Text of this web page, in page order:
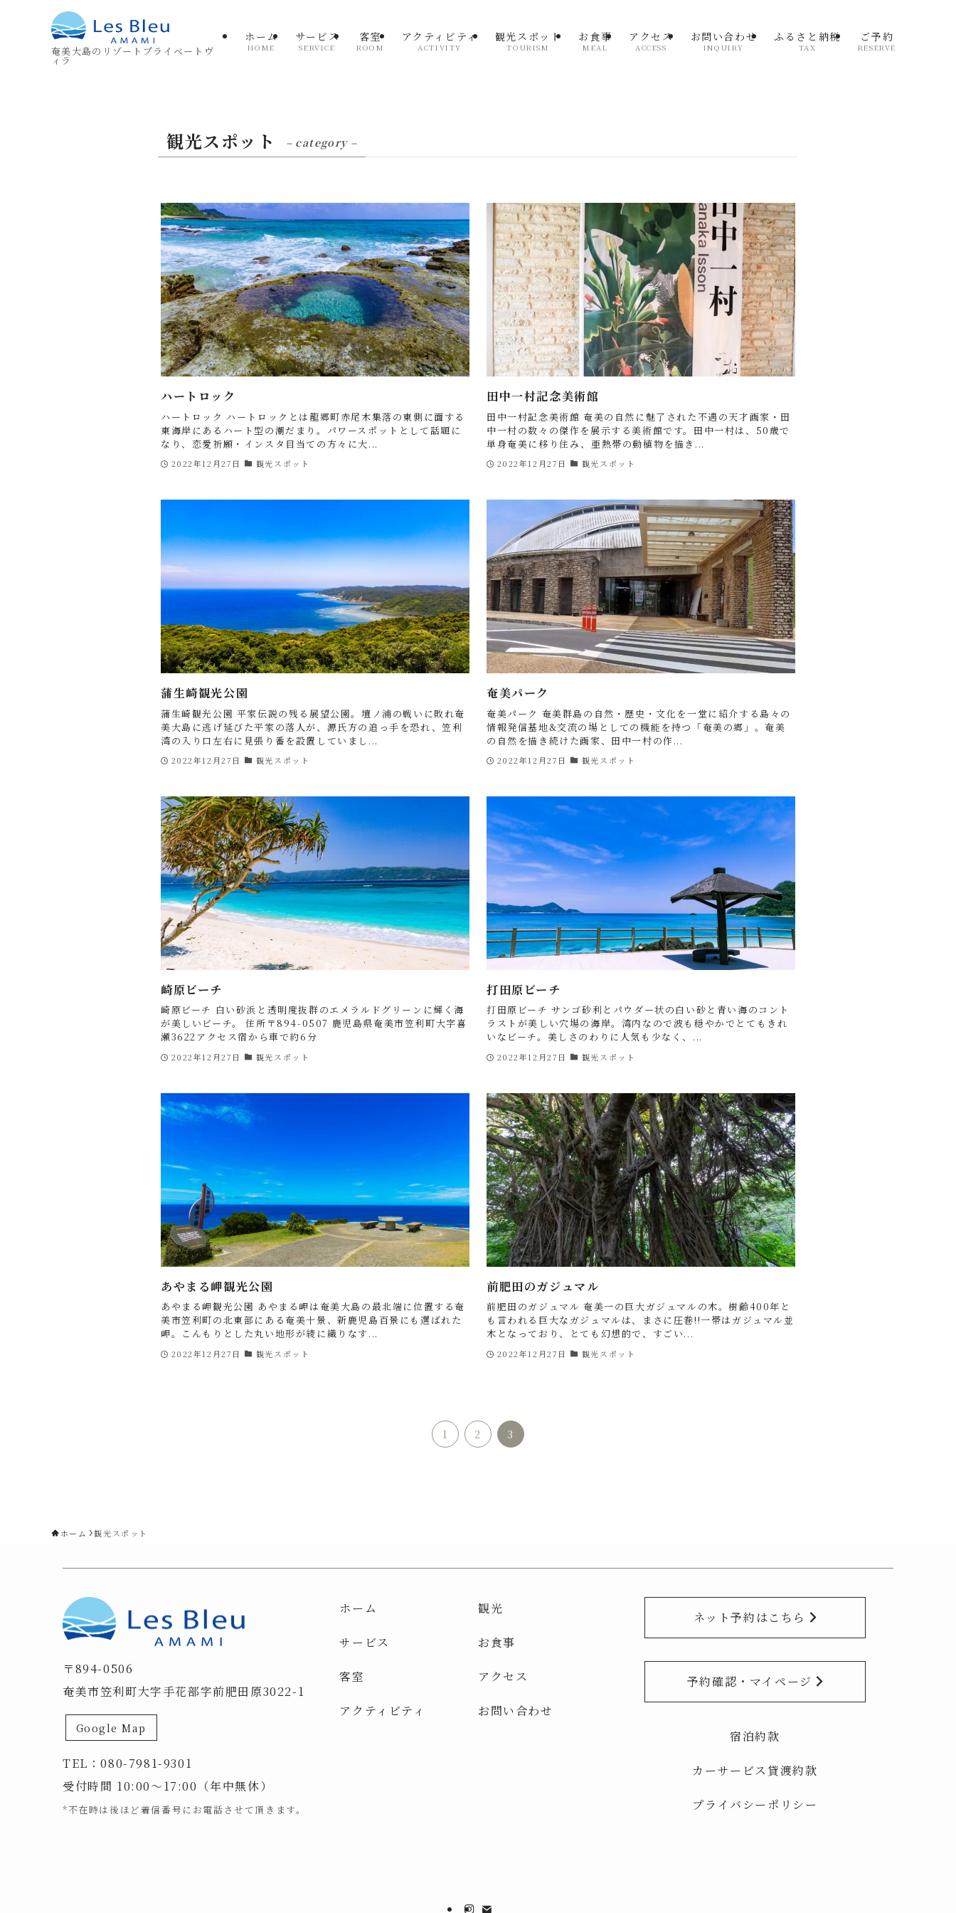
奄美大島のリゾートプライベートヴ
ィラ
ホーム
HOME
サービス
SERVICE
客室
ROOM
アクティビティ
ACTIVITY
観光スポット
TOURISM
お食事
MEAL
アクセス
ACCESS
お問い合わせ
INQUIRY
ふるさと納税
TAX
ご予約
RESERVE
観光スポット – category –
ハートロック
ハートロック ハートロックとは龍郷町赤尾木集落の東側に面する
東海岸にあるハート型の潮だまり。パワースポットとして話題に
なり、恋愛祈願・インスタ目当ての方々に大...
2022年12月27日 観光スポット
田中一村記念美術館
田中一村記念美術館 奄美の自然に魅了された不遇の天才画家・田
中一村の数々の傑作を展示する美術館です。田中一村は、50歳で
単身奄美に移り住み、亜熱帯の動植物を描き...
2022年12月27日 観光スポット
蒲生崎観光公園
蒲生崎観光公園 平家伝説の残る展望公園。壇ノ浦の戦いに敗れ奄
美大島に逃げ延びた平家の落人が、源氏方の追っ手を恐れ、笠利
湾の入り口左右に見張り番を設置していまし...
2022年12月27日 観光スポット
奄美パーク
奄美パーク 奄美群島の自然・歴史・文化を一堂に紹介する島々の
情報発信基地&交流の場としての機能を持つ「奄美の郷」。奄美
の自然を描き続けた画家、田中一村の作...
2022年12月27日 観光スポット
崎原ビーチ
崎原ビーチ 白い砂浜と透明度抜群のエメラルドグリーンに輝く海
が美しいビーチ。 住所〒894-0507 鹿児島県奄美市笠利町大字喜
瀬3622アクセス宿から車で約6分
2022年12月27日 観光スポット
打田原ビーチ
打田原ビーチ サンゴ砂利とパウダー状の白い砂と青い海のコント
ラストが美しい穴場の海岸。湾内なので波も穏やかでとてもきれ
いなビーチ。美しさのわりに人気も少なく、...
2022年12月27日 観光スポット
あやまる岬観光公園
あやまる岬観光公園 あやまる岬は奄美大島の最北端に位置する奄
美市笠利町の北東部にある奄美十景、新鹿児島百景にも選ばれた
岬。こんもりとした丸い地形が綾に織りなす...
2022年12月27日 観光スポット
前肥田のガジュマル
前肥田のガジュマル 奄美一の巨大ガジュマルの木。樹齢400年と
も言われる巨大なガジュマルは、まさに圧巻!!一帯はガジュマル並
木となっており、とても幻想的で、すごい...
2022年12月27日 観光スポット
1 2 3
ホーム 観光スポット
〒894-0506
奄美市笠利町大字手花部字前肥田原3022-1
Google Map
TEL：080-7981-9301
受付時間 10:00～17:00（年中無休）
*不在時は後ほど着信番号にお電話させて頂きます。
ホーム
サービス
客室
アクティビティ
観光
お食事
アクセス
お問い合わせ
ネット予約はこちら
予約確認・マイページ
宿泊約款
カーサービス貸渡約款
プライバシーポリシー